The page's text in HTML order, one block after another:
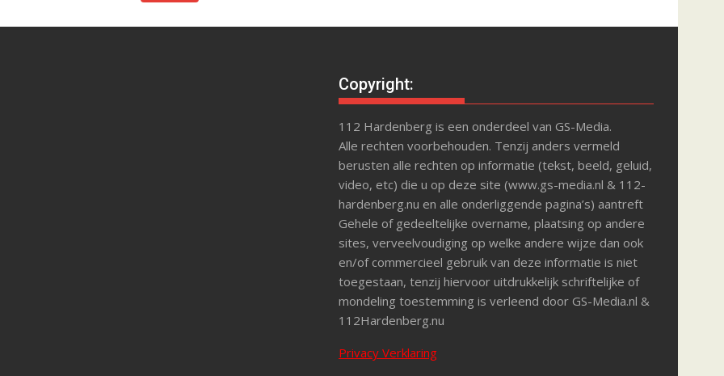
Copyright:
112 Hardenberg is een onderdeel van GS-Media.
Alle rechten voorbehouden. Tenzij anders vermeld
berusten alle rechten op informatie (tekst, beeld, geluid,
video, etc) die u op deze site (www.gs-media.nl & 112-
hardenberg.nu en alle onderliggende pagina’s) aantreft
Gehele of gedeeltelijke overname, plaatsing op andere
sites, verveelvoudiging op welke andere wijze dan ook
en/of commercieel gebruik van deze informatie is niet
toegestaan, tenzij hiervoor uitdrukkelijk schriftelijke of
mondeling toestemming is verleend door GS-Media.nl &
112Hardenberg.nu
Privacy Verklaring